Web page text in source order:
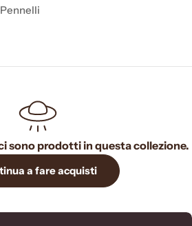
Pennelli
sono prodotti in questa collezione.
a fare acquisti